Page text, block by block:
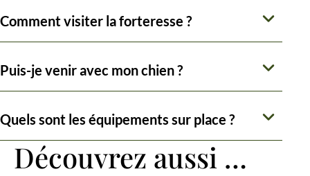
Comment visiter la forteresse ?
Puis-je venir avec mon chien ?
Quels sont les équipements sur place ?
Découvrez aussi …